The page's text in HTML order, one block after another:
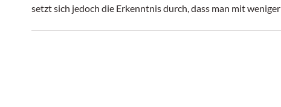
setzt sich jedoch die Erkenntnis durch, dass man mit